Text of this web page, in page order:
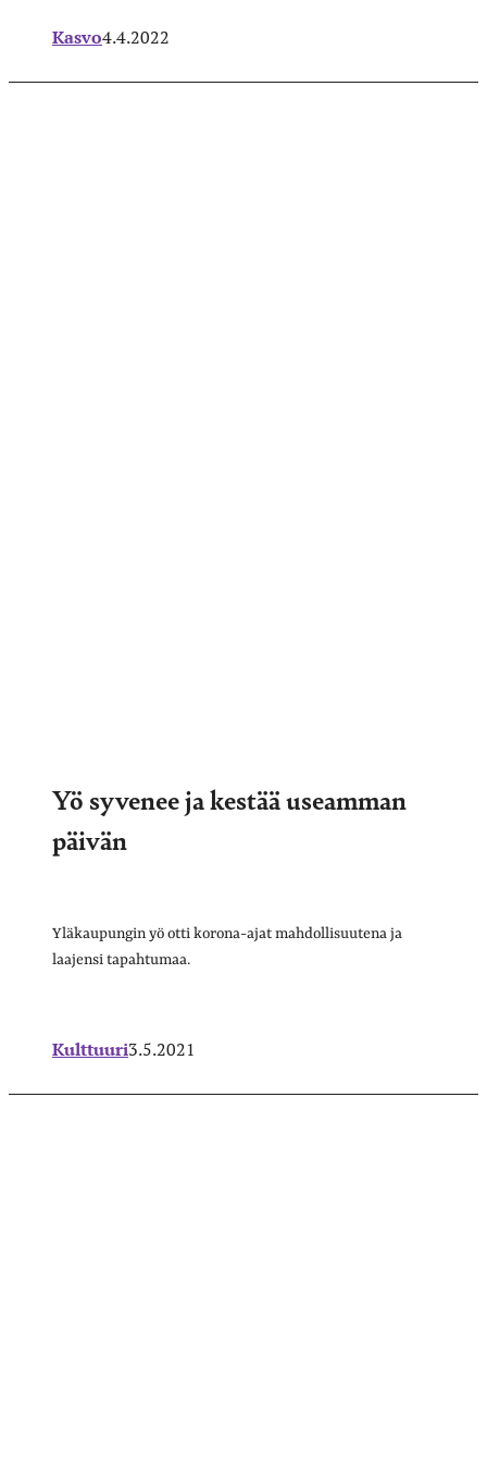
Kasvo4.4.2022
Yö syvenee ja kestää useamman
päivän
Yläkaupungin yö otti korona-ajat mahdollisuutena ja
laajensi tapahtumaa.
Kulttuuri3.5.2021